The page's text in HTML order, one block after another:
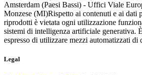
Amsterdam (Paesi Bassi) - Uffici Viale
Monzese (MI)Rispetto ai contenuti e ai dati
riprodotti è vietata ogni utilizzazione
sistemi di intelligenza artificiale generativa.
espresso di utilizzare mezzi automatizzati di
Legal